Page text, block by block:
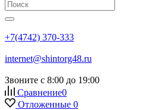
+7(4742) 370-333
internet@shintorg48.ru
Звоните с 8:00 до 19:00
Сравнение0
Отложенные 0